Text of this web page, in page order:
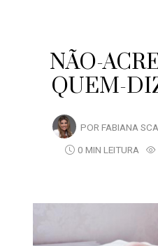
NÃO-
QUEM-
POR FABIANA
0 MIN LEITURA